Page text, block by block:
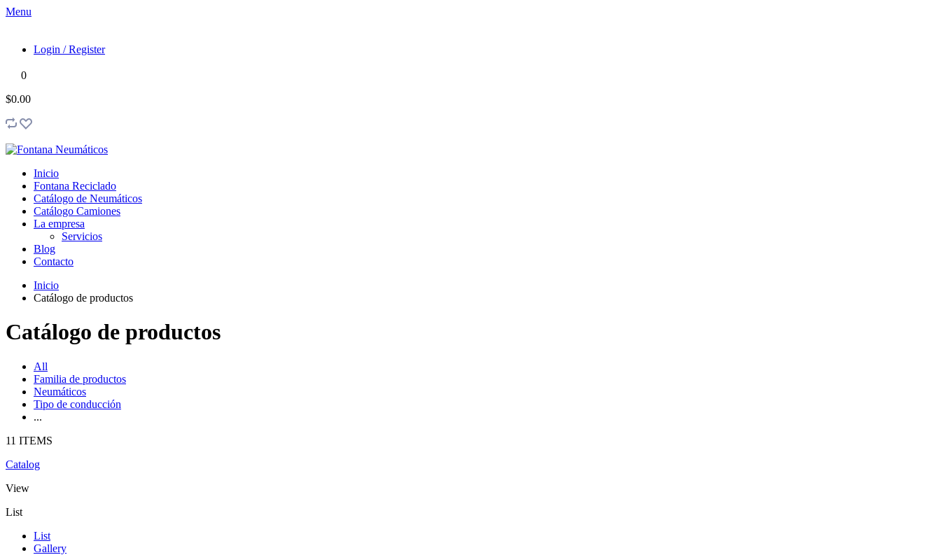
Menu
Login / Register
0
$0.00
Inicio
Fontana Reciclado
Catálogo de Neumáticos
Catálogo Camiones
La empresa
Servicios
Blog
Contacto
Inicio
Catálogo de productos
Catálogo de productos
All
Familia de productos
Neumáticos
Tipo de conducción
...
11 ITEMS
Catalog
View
List
List
Gallery